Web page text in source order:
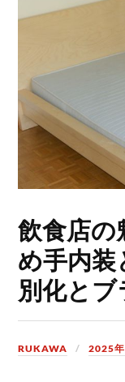
飲食店の
め手内
別化と
RUKAWA 2025